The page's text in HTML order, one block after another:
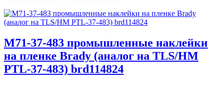
M71-37-483 промышленные наклейки
на пленке Brady (аналог на TLS/HM
PTL-37-483) brd114824